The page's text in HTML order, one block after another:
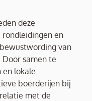
deze
rondleidingen en
van
samen te
en lokale
boerderijen bij
met de